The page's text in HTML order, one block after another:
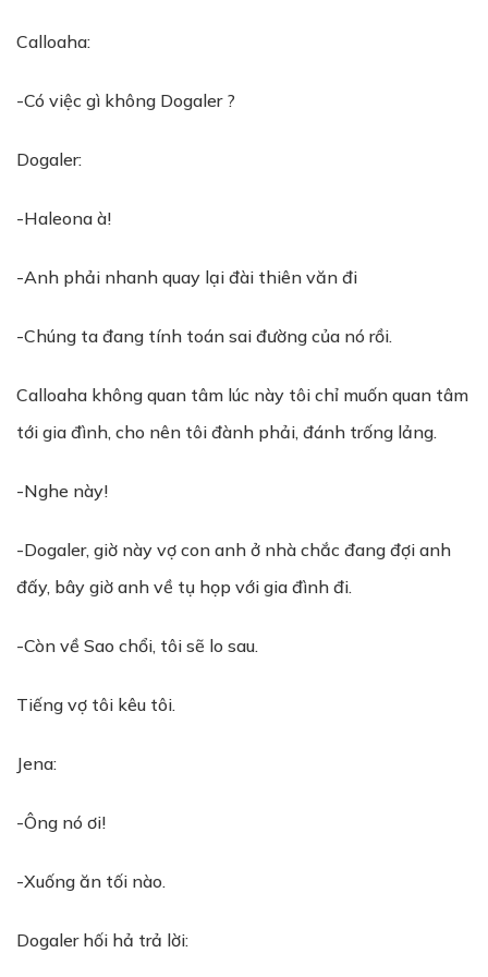
Calloaha:
-Có việc gì không Dogaler ?
Dogaler:
-Haleona à!
-Anh phải nhanh quay lại đài thiên văn đi
-Chúng ta đang tính toán sai đường của nó rồi.
Calloaha không quan tâm lúc này tôi chỉ muốn quan tâm
tới gia đình, cho nên tôi đành phải, đánh trống lảng.
-Nghe này!
-Dogaler, giờ này vợ con anh ở nhà chắc đang đợi anh
đấy, bây giờ anh về tụ họp với gia đình đi.
-Còn về Sao chổi, tôi sẽ lo sau.
Tiếng vợ tôi kêu tôi.
Jena:
-Ông nó ơi!
-Xuống ăn tối nào.
Dogaler hối hả trả lời: